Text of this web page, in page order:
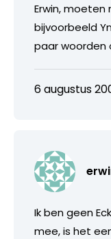
Erwin, moeten
bijvoorbeeld
paar woorden
6 augustus
Ik ben geen
mee, is het